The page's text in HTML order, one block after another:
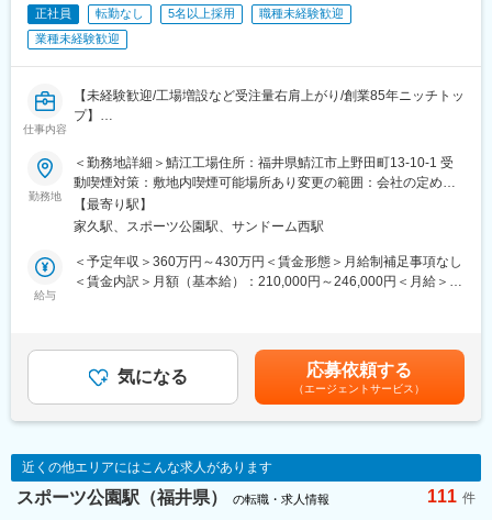
＜働く環境＞
・工場は冷暖房も整備されており汚れも少なく、衛生面も整って
おります。
■働き方：
＜シフト一例＞
日勤5日間→1日休み→夕勤5日間→2日休み→夜勤5日間→2日休み
→日勤へ…
※休みはシフトで決まりますが、およそ月1回は土日にお休みが重
なります。
■教育体制：
先輩社員によるOJT、保全道場でのトレーニングなど丁寧に指導
します。
■社員をサポートする環境：
円ほど）
・制服貸与
正社員 転勤なし 5名以上採用
職種未経験歓迎
業種未経験歓迎
仕事内容
【未経験歓迎/工場増設など受注量右肩上がり/創業85年ニッチトッ
プ】
■職務内容：
同社製品である電線材料や包装材料等の特殊コーティング／ラミ
ネートのオペレーター業務をお任せ致します。ご自身が携わった
製品が身近で販売されていることも多く、やりがいを感じやすい
お仕事です。
1つの機械を3,4名で担当し、以下の業務が発生します。
・加工用のフィルムを機械にセット
■働く環境：
作業は品質管理の徹底したクリーンルーム内で行うため、快適な
空間で衛生的に働ける環境です。クリーンルームを所持している
■入社後のフォロー体制：
入社直後は、機械操作の補助からお任せします。
マニュアルの完備はもちろん、メンバーからのフォローも手厚く
勤務地
＜勤務地詳細＞鯖江工場住所：福井県鯖江市上野田町13-10-1 受
動喫煙対策：敷地内喫煙可能場所あり変更の範囲：会社の定める
事業所
【最寄り駅】
家久駅、スポーツ公園駅、サンドーム西駅
給与
＜予定年収＞360万円～430万円＜賃金形態＞月給制補足事項なし
＜賃金内訳＞月額（基本給）：210,000円～246,000円＜月給＞
（月10日程度あります 30,000円/月）賃金はあくまでも目安の金
額であり、選考を通じて上下する可能性があります。月給(月額)は
固定手当を含めた表記です。
気になる 応募依頼する
（エージェントサービス）
近くの他エリアにはこんな求人があります
スポーツ公園駅（福井県） の転職・求人情報 111 件